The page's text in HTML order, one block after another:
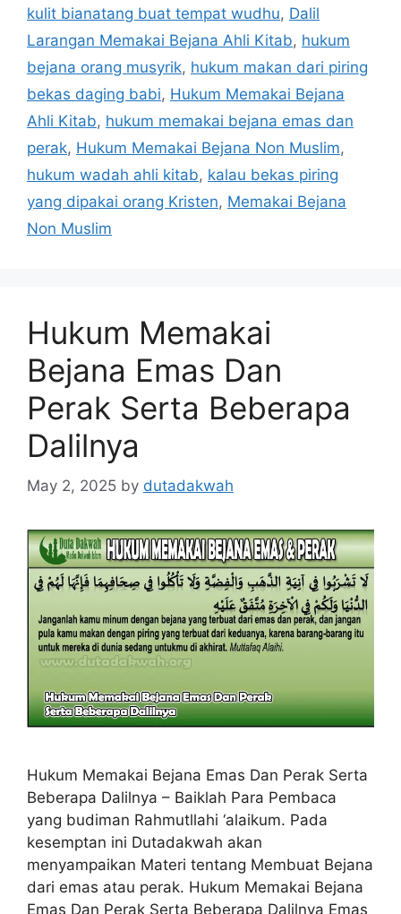
kulit bianatang buat tempat wudhu, Dalil
Larangan Memakai Bejana Ahli Kitab, hukum
bejana orang musyrik, hukum makan dari piring
bekas daging babi, Hukum Memakai Bejana
Ahli Kitab, hukum memakai bejana emas dan
perak, Hukum Memakai Bejana Non Muslim,
hukum wadah ahli kitab, kalau bekas piring
yang dipakai orang Kristen, Memakai Bejana
Non Muslim
Hukum Memakai
Bejana Emas Dan
Perak Serta Beberapa
Dalilnya
May 2, 2025 by dutadakwah
Hukum Memakai Bejana Emas Dan Perak Serta
Beberapa Dalilnya – Baiklah Para Pembaca
yang budiman Rahmutllahi ‘alaikum. Pada
kesemptan ini Dutadakwah akan
menyampaikan Materi tentang Membuat Bejana
dari emas atau perak. Hukum Memakai Bejana
Emas Dan Perak Serta Beberapa Dalilnya Emas